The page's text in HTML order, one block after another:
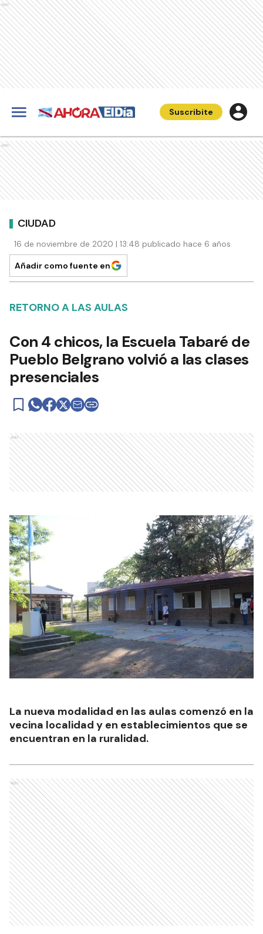
Ads
Suscribite
Ads
CIUDAD
16 de noviembre de 2020 | 13:48 publicado hace 6 años
Añadir como fuente en
RETORNO A LAS AULAS
Con 4 chicos, la Escuela Tabaré de
Pueblo Belgrano volvió a las clases
presenciales
Ads
La nueva modalidad en las aulas comenzó en la
vecina localidad y en establecimientos que se
encuentran en la ruralidad.
Ads